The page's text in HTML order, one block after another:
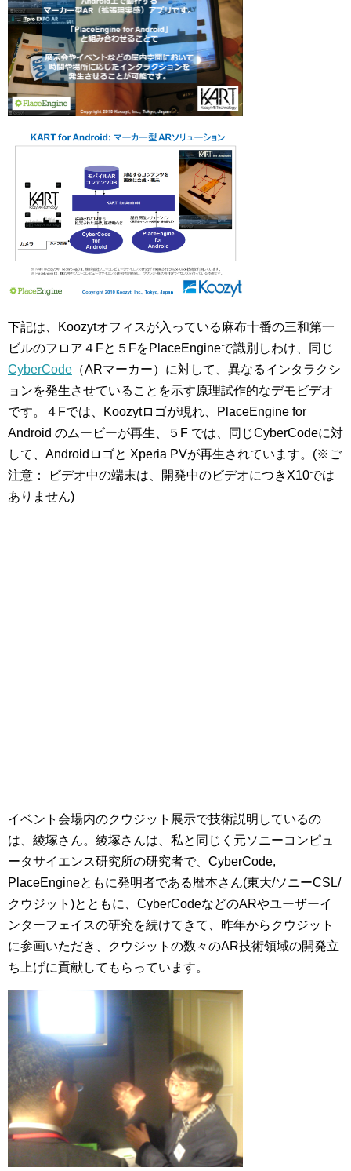
下記は、Koozytオフィスが入っている麻布十番の三和第一
ビルのフロア４Fと５FをPlaceEngineで識別しわけ、同じ
CyberCode （ARマーカー）に対して、異なるインタラクシ
ョンを発生させていることを示す原理試作的なデモビデオ
です。４Fでは、Koozytロゴが現れ、PlaceEngine for
Android のムービーが再生、５F では、同じCyberCodeに対
して、Androidロゴと Xperia PVが再生されています。(※ご
注意： ビデオ中の端末は、開発中のビデオにつきX10では
ありません)
イベント会場内のクウジット展示で技術説明しているの
は、綾塚さん。綾塚さんは、私と同じく元ソニーコンピュ
ータサイエンス研究所の研究者で、CyberCode,
PlaceEngineともに発明者である暦本さん(東大/ソニーCSL/
クウジット)とともに、CyberCodeなどのARやユーザーイ
ンターフェイスの研究を続けてきて、昨年からクウジット
に参画いただき、クウジットの数々のAR技術領域の開発立
ち上げに貢献してもらっています。